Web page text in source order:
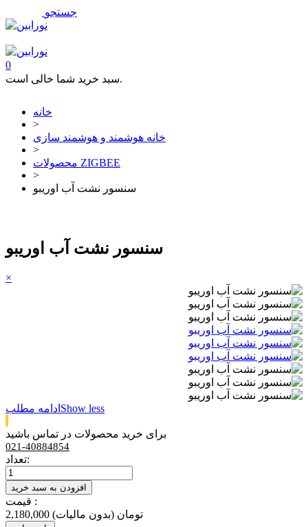
جستجو
0
سبد خرید شما خالی است.
خانه
>
خانه هوشمند و هوشمند سازی
>
محصولات ZIGBEE
>
سنسور نشت آب اوریبو
سنسور نشت آب اوریبو
×
ادامه مطلب Show less
برای خرید محصولات در تماس باشید
021-40884854
تعداد:
افزودن به سبد خرید
قیمت :
2,180,000 تومان (بدون مالیات)